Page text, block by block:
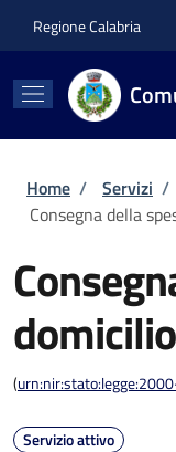
Regione Calabria
Briciole
Home / Servizi /
Consegna della
domicilio
(
Servizio attivo